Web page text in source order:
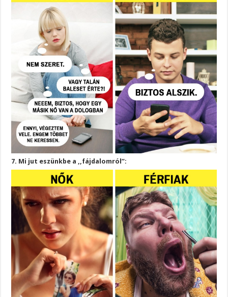
7. Mi jut eszünkbe a ,,fájdalomról”: